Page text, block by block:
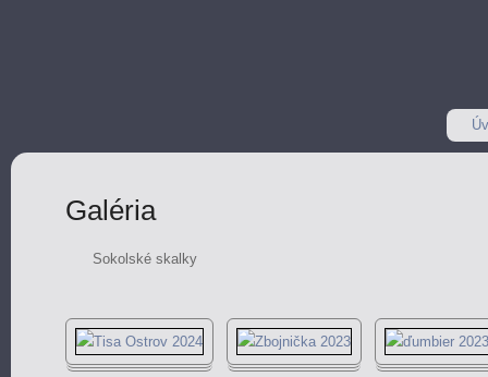
Galéria
Sokolské skalky